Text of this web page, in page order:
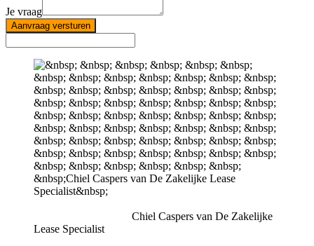
Je vraag
Aanvraag versturen
Chiel Caspers van De Zakelijke
Lease Specialist